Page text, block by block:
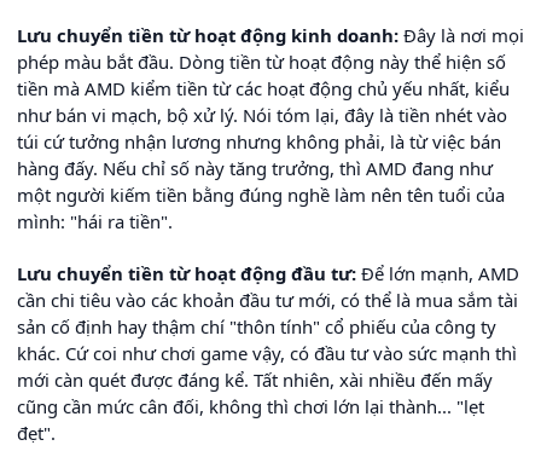
Lưu chuyển tiền từ hoạt động kinh doanh: Đây là nơi mọi
phép màu bắt đầu. Dòng tiền từ hoạt động này thể hiện số
tiền mà AMD kiểm tiền từ các hoạt động chủ yếu nhất, kiểu
như bán vi mạch, bộ xử lý. Nói tóm lại, đây là tiền nhét vào
túi cứ tưởng nhận lương nhưng không phải, là từ việc bán
hàng đấy. Nếu chỉ số này tăng trưởng, thì AMD đang như
một người kiếm tiền bằng đúng nghề làm nên tên tuổi của
mình: "hái ra tiền".
Lưu chuyển tiền từ hoạt động đầu tư: Để lớn mạnh, AMD
cần chi tiêu vào các khoản đầu tư mới, có thể là mua sắm tài
sản cố định hay thậm chí "thôn tính" cổ phiếu của công ty
khác. Cứ coi như chơi game vậy, có đầu tư vào sức mạnh thì
mới càn quét được đáng kể. Tất nhiên, xài nhiều đến mấy
cũng cần mức cân đối, không thì chơi lớn lại thành... "lẹt
đẹt".